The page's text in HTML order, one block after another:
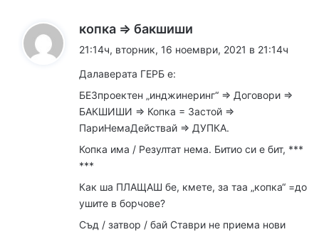
копка => бакшиши
:
21:14ч, вторник, 16 ноември, 2021 в 21:14ч
Далаверата ГЕРБ е:
БЕЗпроектен „инджинеринг“ => Договори =>
БАКШИШИ => Копка = Застой =>
ПариНемаДействай => ДУПКА.
Копка има / Резултат нема. Битио си е бит, ***
***
Как ша ПЛАЩАШ бе, кмете, за таа „копка“ =до
ушите в борчове?
Съд / затвор / бай Ставри не приема нови